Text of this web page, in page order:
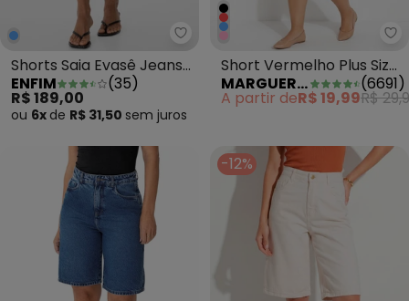
Enfim - Shorts Saia Evasê
Shorts Saia Evasê Jeans
Azul Escuro
ENFIM (35)
R$ 189,00
ou 6x de R$ 31,50 sem juros
Short Vermelho Plus Size
com Bolsos Decorativos
MARGUERITE (6691)
A partir deR$ 19,99R$
-12%